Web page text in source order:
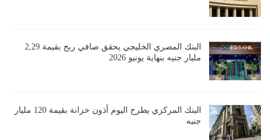
البنك المصري الخليجي يحقق صافي ربح بقيمة 2,29
مليار جنيه بنهاية يونيو 2026
البنك المركزي يطرح اليوم أذون خزانة بقيمة 120 مليار
جنيه